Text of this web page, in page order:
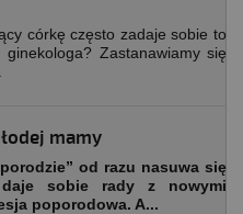
córkę często zadaje sobie to
Zastanawiamy się
mamy
od razu nasuwa się
sobie rady z nowymi
poporodowa. A...